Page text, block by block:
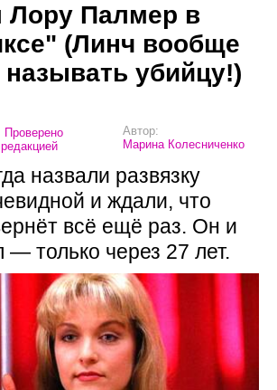
Лору Палмер в
(Линч вообще
называть убийцу!)
Проверено
редакцией
Автор:
Марина Колесниченко
назвали развязку
и ждали, что
всё ещё раз. Он и
— только через 27 лет.